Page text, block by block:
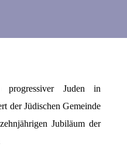
Juden in
der Jüdischen Gemeinde
Jubiläum der